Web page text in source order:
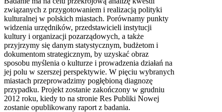
związanych z przygotowaniem i realizacją polityki
kulturalnej w polskich miastach. Porównamy punkty
widzenia urzędników, przedstawicieli instytucji
kultury i organizacji pozarządowych, a także
przyjrzymy się danym statystycznym, budżetom i
dokumentom strategicznym, by uzyskać obraz
sposobu myślenia o kulturze i prowadzenia działań na
jej polu w szerszej perspektywie. W pięciu wybranych
miastach przeprowadzimy pogłębioną diagnozę
przypadku. Projekt zostanie zakończony w grudniu
2012 roku, kiedy to na stronie Res Publiki Nowej
zostanie opublikowany raport z badania.